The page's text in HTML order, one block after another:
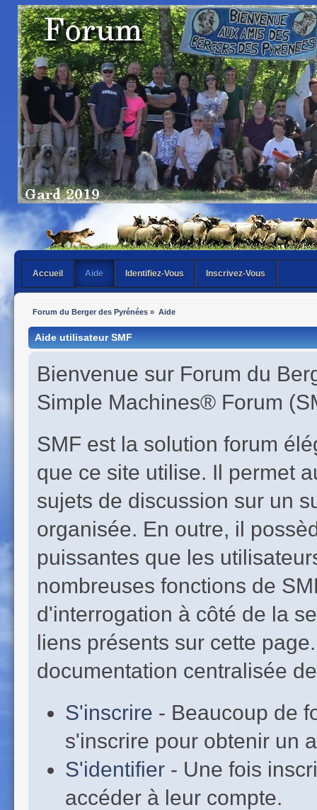
Accueil Aide Identifiez-Vous Inscrivez-Vous
Forum du Berger des Pyrénées » Aide
Aide utilisateur SMF
Bienvenue sur Forum du
Simple Machines® Forum
SMF est la solution forum
que ce site utilise. Il permet
sujets de discussion sur un
organisée. En outre, il
puissantes que les
nombreuses fonctions de
d'interrogation à côté de la
liens présents sur cette
documentation centralisée
S'inscrire - Beaucoup de
s'inscrire pour obtenir un
S'identifier - Une fois
accéder à leur compte.